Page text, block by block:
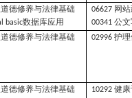
德修养与法律基础
basic数据库应用
06627 网
00341公
德修养与法律基础 02996护
德修养与法律基础 10292健